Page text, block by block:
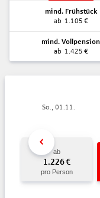
mind. Frühstück
ab 1.105 €
mind. Vollpension
ab 1.425 €
So., 01.11.
ab
1.226€
pro Person